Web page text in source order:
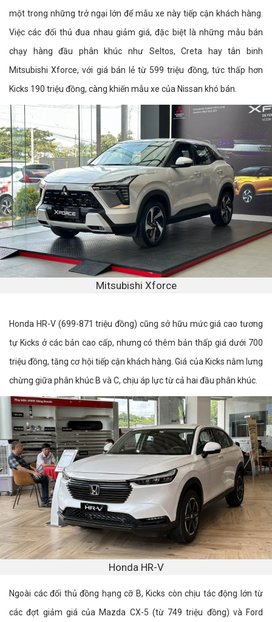
một trong những trở ngại lớn để mẫu xe này tiếp cận khách hàng.
Việc các đối thủ đua nhau giảm giá, đặc biệt là những mẫu bán
chạy hàng đầu phân khúc như Seltos, Creta hay tân binh
Mitsubishi Xforce, với giá bán lẻ từ 599 triệu đồng, tức thấp hơn
Kicks 190 triệu đồng, càng khiến mẫu xe của Nissan khó bán.
Mitsubishi Xforce
Honda HR-V (699-871 triệu đồng) cũng sở hữu mức giá cao tương
tự Kicks ở các bản cao cấp, nhưng có thêm bản thấp giá dưới 700
triệu đồng, tăng cơ hội tiếp cận khách hàng. Giá của Kicks nằm lưng
chừng giữa phân khúc B và C, chịu áp lực từ cả hai đầu phân khúc.
Honda HR-V
Ngoài các đối thủ đồng hạng cỡ B, Kicks còn chịu tác động lớn từ
các đợt giảm giá của Mazda CX-5 (từ 749 triệu đồng) và Ford